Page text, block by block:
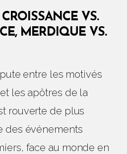
VS.
MERDIQUE VS.
entre les motivés
les apôtres de la
rouverte de plus
des événements
face au monde en